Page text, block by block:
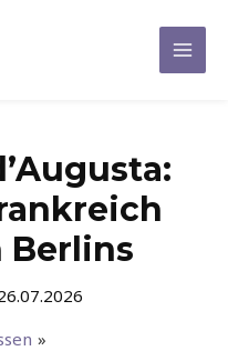
Main
Berlins